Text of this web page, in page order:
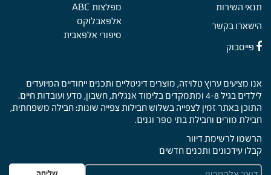
תנאי השירות
הישארו בקשר
פייסבוק
מפלצות ABC
אלפאבלוקס
סיפורי אלפאבית
אנו מציעים ערוץ טלויזה, מוצרים דיגיטליים ותכנים ייחודיים המיועדים
לילדים בגיל 4-8 ומתמקדים בלימוד אנגלית, חשבון, מדע ועובדות חיים.
התוכן באתר זמין לצפייה בשלוש חבילות צפייה שונות: חבילה משפחתית,
חבילת מורים וחבילת בתי ספר וגנים.
הרשמו לרשימת דיוור
קבלו עידכונים ותכנים חדשים
E